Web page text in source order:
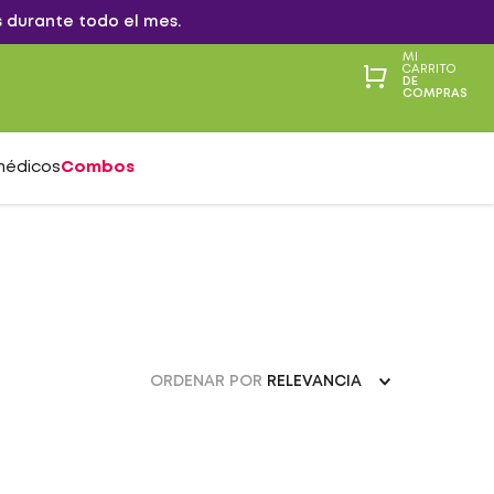
durante todo el mes.
MI
CARRITO
DE
COMPRAS
Combos
ORDENAR POR RELEVANCIA